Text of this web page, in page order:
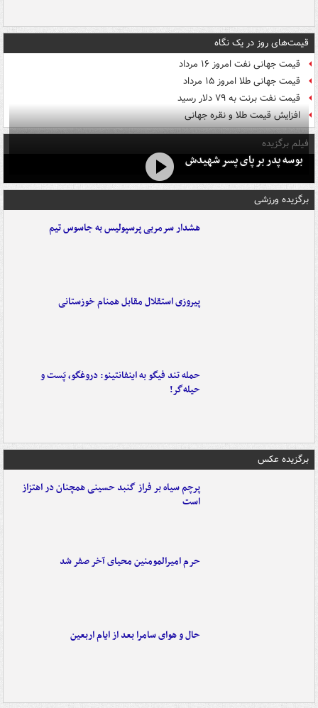
قیمت‌های روز در یک نگاه
قیمت جهانی نفت امروز ۱۶ مرداد
قیمت جهانی طلا امروز ۱۵ مرداد
قیمت نفت برنت به ۷۹ دلار رسید
افزایش قیمت طلا و نقره جهانی
فیلم برگزیده
بوسه‌ پدر بر پای پسر شهیدش
برگزیده ورزشی
هشدار سرمربی پرسپولیس به جاسوس تیم
پیروزی استقلال مقابل همنام خوزستانی
حمله تند فیگو به اینفانتینو: دروغگو، پَست‌ و
حیله‌گر!
برگزیده عکس
پرچم سیاه بر فراز گنبد حسینی همچنان در اهتزاز
است
حرم امیرالمومنین محیای آخر صفر شد
حال و هوای سامرا بعد از ایام اربعین